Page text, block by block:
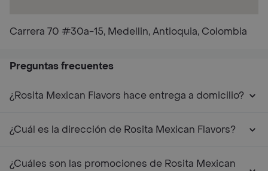
Carrera 70 #30a-15, Medellin, Antioquia, Colombia
Preguntas frecuentes
¿Rosita Mexican Flavors hace entrega a domicilio?
¿Cuál es la dirección de Rosita Mexican Flavors?
¿Cuáles son las promociones de Rosita Mexican